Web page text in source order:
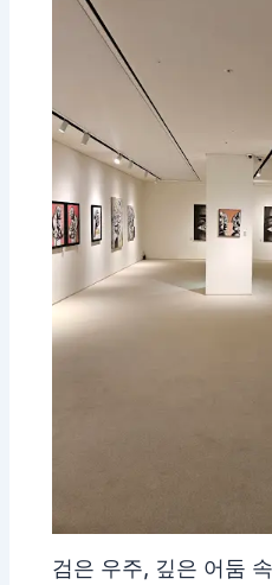
검은 우주, 깊은 어둠